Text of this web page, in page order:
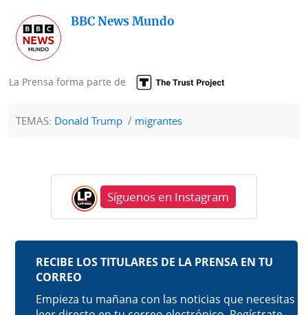
BBC News Mundo
La Prensa forma parte de
TEMAS: Donald Trump migrantes
Síguenos en Instagram